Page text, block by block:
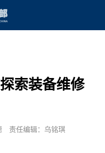
索装备维修
责任编辑：乌铭琪